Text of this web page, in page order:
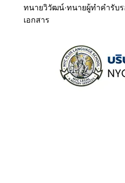
ทนายวิวัฒน์·ทนายผู้ทำคำรับ
เอกสาร